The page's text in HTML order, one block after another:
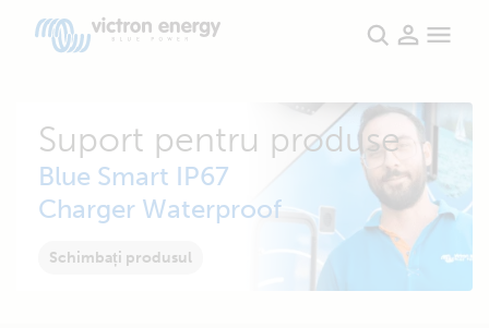
Suport pentru produse
Blue Smart IP67
Charger Waterproof
Schimbați produsul